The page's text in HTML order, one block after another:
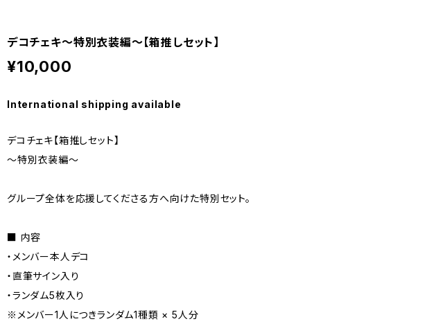
デコチェキ〜特別衣装編〜【箱推しセット】
¥10,000
International shipping available
デコチェキ【箱推しセット】
〜特別衣装編〜
グループ全体を応援してくださる方へ向けた特別セット。
■ 内容
・メンバー本人デコ
・直筆サイン入り
・ランダム5枚入り
※メンバー1人につきランダム1種類 × 5人分